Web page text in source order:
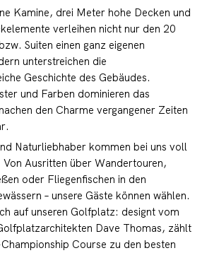
Kamine, drei Meter hohe Decken und
verleihen nicht nur den 20
Suiten einen ganz eigenen
unterstreichen die
Geschichte des Gebäudes.
und Farben dominieren das
den Charme vergangener Zeiten
Naturliebhaber kommen bei uns voll
Von Ausritten über Wandertouren,
oder Fliegenfischen in den
– unsere Gäste können wählen.
auf unseren Golfplatz: designt vom
Dave Thomas, zählt
Course zu den besten